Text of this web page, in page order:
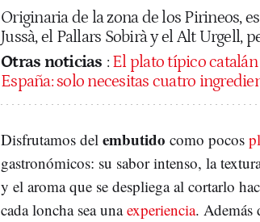
Originaria de la zona de los Pirineos,
Jussà, el Pallars Sobirà y el Alt Urgell,
Otras noticias : El plato típico
España: solo necesitas cuatro
Disfrutamos del embutido como pocos
gastronómicos: su sabor intenso, la
y el aroma que se despliega al cortarlo
cada loncha sea unaexperiencia. Además